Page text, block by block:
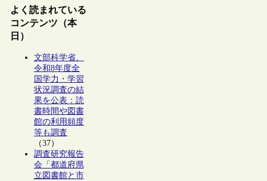
よく読まれている
コンテンツ（本
日）
文部科学省、
令和8年度全
国学力・学習
状況調査の結
果を公表：読
書時間や図書
館の利用頻度
等も調査
（37）
調査研究報告
会「都道府県
立図書館と市